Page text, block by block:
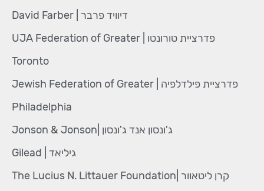
דיוויד פרבר | David Farber
פדרציית טורונטו | UJA Federation of Greater
Toronto
פדרציית פילדלפיה | Jewish Federation of Greater
Philadelphia
ג'ונסון אנד ג'ונסון |Jonson & Jonson
גיליאד | Gilead
קרן ליטאוור |The Lucius N. Littauer Foundation